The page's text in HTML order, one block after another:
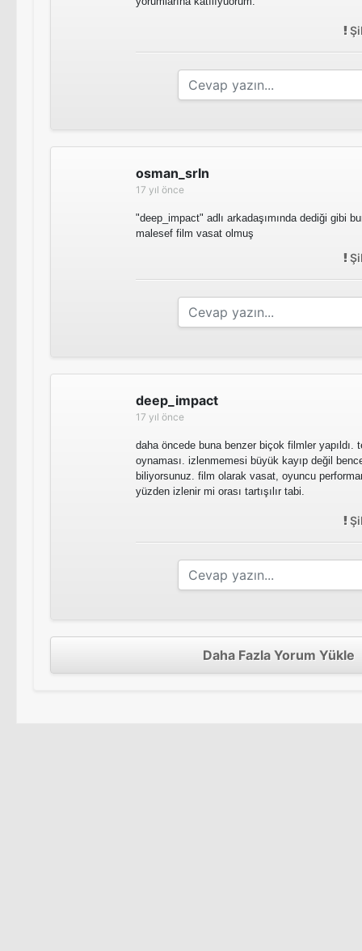
osman_srln
17 yıl önce
"deep_impact" adlı arkadaşımında dediği gibi
malesef film vasat olmuş
deep_impact
17 yıl önce
daha öncede buna benzer biçok filmler yapıldı.
oynaması. izlenmemesi büyük kayıp değil
biliyorsunuz. film olarak vasat, oyuncu
yüzden izlenir mi orası tartışılır tabi.
Daha Fazla Yorum Yükle